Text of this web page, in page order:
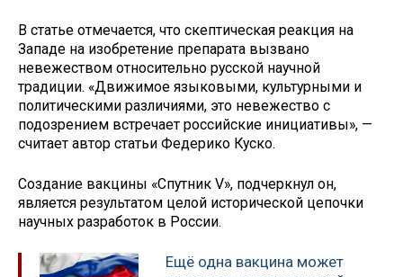
В статье отмечается, что скептическая реакция на
Западе на изобретение препарата вызвано
невежеством относительно русской научной
традиции. «Движимое языковыми, культурными и
политическими различиями, это невежество с
подозрением встречает российские инициативы», —
считает автор статьи Федерико Куско.
Создание вакцины «Спутник V», подчеркнул он,
является результатом целой исторической цепочки
научных разработок в России.
Ещё одна вакцина может